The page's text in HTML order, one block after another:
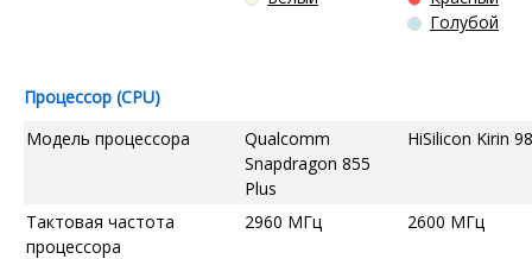
Голубой
Процессор (CPU)
Модель процессора
Qualcomm
Snapdragon 855
Plus
HiSilicon Kirin
Тактовая частота
процессора
2960 МГц 2600 МГц